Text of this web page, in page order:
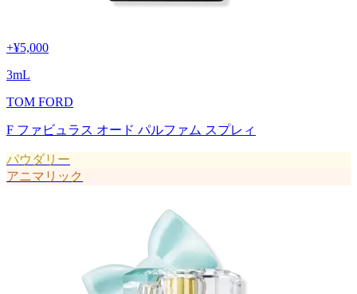
+¥5,000
3mL
TOM FORD
F ファビュラス オード パルファム スプレィ
パウダリー
アニマリック